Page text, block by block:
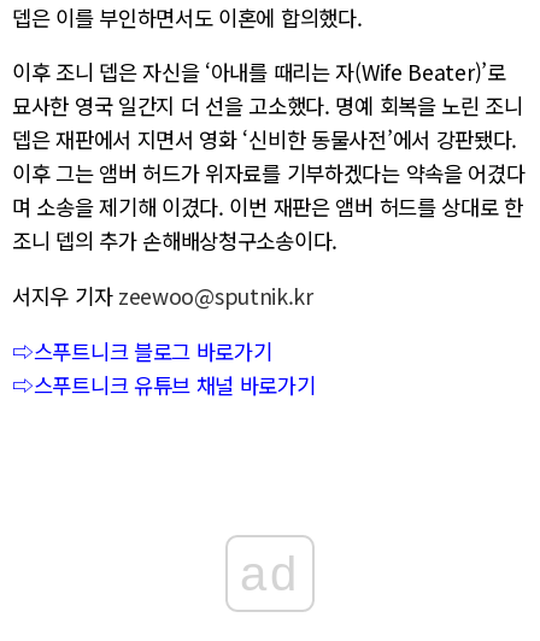
뎁은 이를 부인하면서도 이혼에 합의했다.
이후 조니 뎁은 자신을 ‘아내를 때리는 자(Wife Beater)’로
묘사한 영국 일간지 더 선을 고소했다. 명예 회복을 노린 조니
뎁은 재판에서 지면서 영화 ‘신비한 동물사전’에서 강판됐다.
이후 그는 앰버 허드가 위자료를 기부하겠다는 약속을 어겼다
며 소송을 제기해 이겼다. 이번 재판은 앰버 허드를 상대로 한
조니 뎁의 추가 손해배상청구소송이다.
서지우 기자 zeewoo@sputnik.kr
⇨스푸트니크 블로그 바로가기
⇨스푸트니크 유튜브 채널 바로가기
ad